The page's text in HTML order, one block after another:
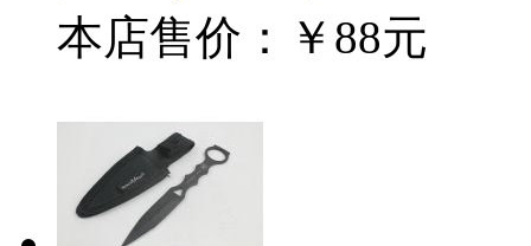
本店售价：
￥88元